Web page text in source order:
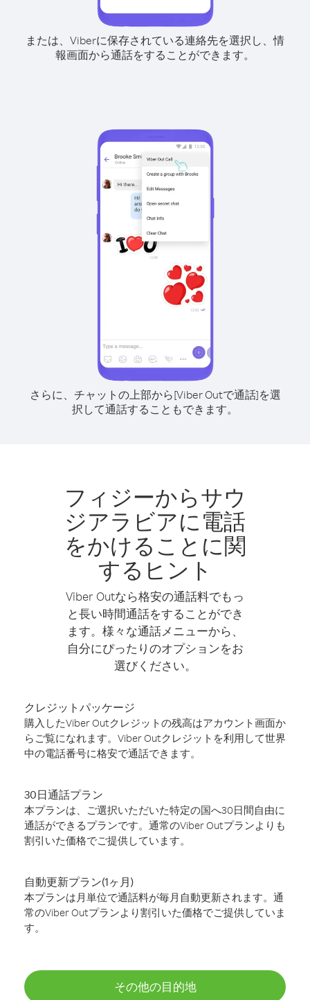
または、Viberに保存されている連絡先を選択し、情
報画面から通話をすることができます。
さらに、チャットの上部から[Viber Outで通話]を選
択して通話することもできます。
フィジーからサウ
ジアラビアに電話
をかけることに関
するヒント
Viber Outなら格安の通話料でもっ
と長い時間通話をすることができ
ます。様々な通話メニューから、
自分にぴったりのオプションをお
選びください。
クレジットパッケージ
購入したViber Outクレジットの残高はアカウント画面か
らご覧になれます。Viber Outクレジットを利用して世界
中の電話番号に格安で通話できます。
30日通話プラン
本プランは、ご選択いただいた特定の国へ30日間自由に
通話ができるプランです。通常のViber Outプランよりも
割引いた価格でご提供しています。
自動更新プラン(1ヶ月)
本プランは月単位で通話料が毎月自動更新されます。通
常のViber Outプランより割引いた価格でご提供していま
す。
その他の目的地